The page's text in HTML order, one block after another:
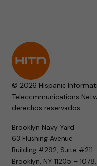
© 2026 Hispanic
Telecommunications
derechos reservados.
Brooklyn Navy Yard
63 Flushing Avenue
Building #292, Suite #211
Brooklyn, NY 11205 – 1078.